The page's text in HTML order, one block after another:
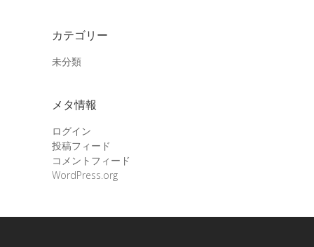
カテゴリー
未分類
メタ情報
ログイン
投稿フィード
コメントフィード
WordPress.org